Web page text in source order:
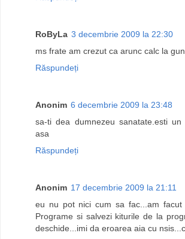
RoByLa 3 decembrie 2009 la 22:30
ms frate am crezut ca arunc calc la
Răspundeți
Anonim 6 decembrie 2009 la 23:48
sa-ti dea dumnezeu sanatate.esti
asa
Răspundeți
Anonim 17 decembrie 2009 la 21:11
eu nu pot nici cum sa fac...am
Programe si salvezi kiturile de la
deschide...imi da eroarea aia cu